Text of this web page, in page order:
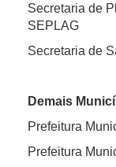
Secretaria de
SEPLAG
Secretaria de
Demais
Prefeitura
Prefeitura